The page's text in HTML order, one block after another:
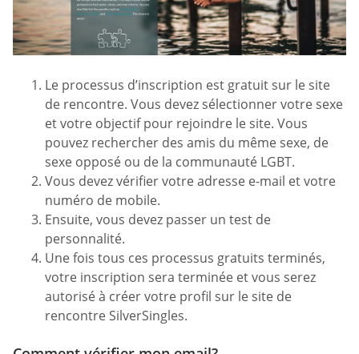
Le processus d’inscription est gratuit sur le site
de rencontre. Vous devez sélectionner votre sexe
et votre objectif pour rejoindre le site. Vous
pouvez rechercher des amis du même sexe, de
sexe opposé ou de la communauté LGBT.
Vous devez vérifier votre adresse e-mail et votre
numéro de mobile.
Ensuite, vous devez passer un test de
personnalité.
Une fois tous ces processus gratuits terminés,
votre inscription sera terminée et vous serez
autorisé à créer votre profil sur le site de
rencontre SilverSingles.